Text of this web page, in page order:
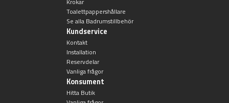
Toalettpappershållare
Se alla Badrumstillbehör
Kundservice
Kontakt
Installation
Reservdelar
Vanliga frågor
Konsument
Hitta Butik